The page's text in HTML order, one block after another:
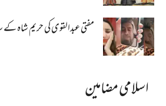
مفتی عبدالقوی کی حریم شاہ کے
اسلامی مضامین